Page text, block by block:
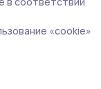
«cookie»